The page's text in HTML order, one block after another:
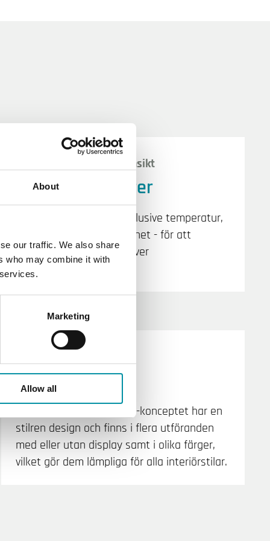
About
our traffic. We also share
who may combine it with
Marketing
Allow all
Hög precision för total insikt
Multipla sensorer
Mät flera parametrar, inklusive temperatur,
CO2-nivåer och luftfuktighet - för att
säkerställa full kontroll över
inomhusklimatet.
Stilren design
Alla komponenter i Regio-konceptet har en
stilren design och finns i flera utföranden
med eller utan display samt i olika färger,
vilket gör dem lämpliga för alla interiörstilar.